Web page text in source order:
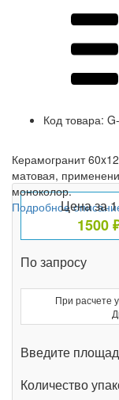
Код товара:
Керамогранит
матовая,
моноколор.
ПодробноеЦена за
1500
По запросу
При расчете
Введите
Количество